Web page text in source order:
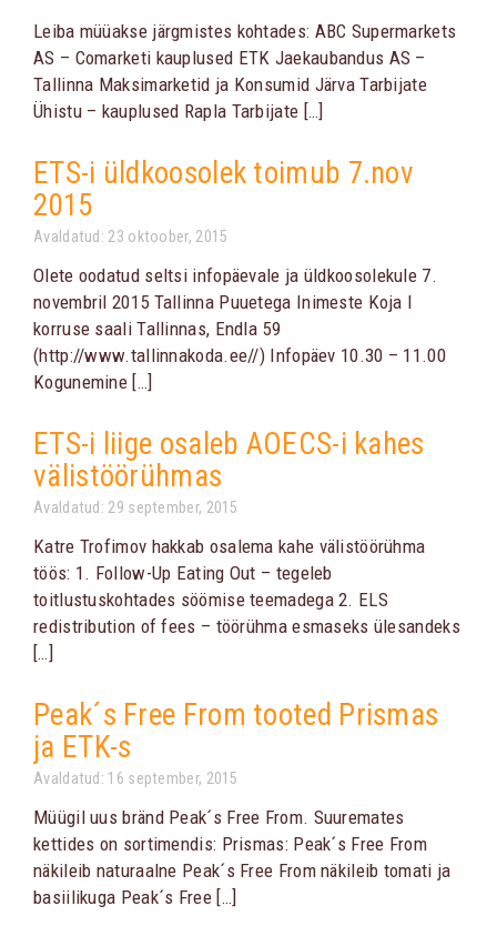
Leiba müüakse järgmistes kohtades: ABC Supermarkets
AS – Comarketi kauplused ETK Jaekaubandus AS –
Tallinna Maksimarketid ja Konsumid Järva Tarbijate
Ühistu – kauplused Rapla Tarbijate […]
ETS-i üldkoosolek toimub 7.nov
2015
Avaldatud: 23 oktoober, 2015
Olete oodatud seltsi infopäevale ja üldkoosolekule 7.
novembril 2015 Tallinna Puuetega Inimeste Koja I
korruse saali Tallinnas, Endla 59
(http://www.tallinnakoda.ee//) Infopäev 10.30 – 11.00
Kogunemine […]
ETS-i liige osaleb AOECS-i kahes
välistöörühmas
Avaldatud: 29 september, 2015
Katre Trofimov hakkab osalema kahe välistöörühma
töös: 1. Follow-Up Eating Out – tegeleb
toitlustuskohtades söömise teemadega 2. ELS
redistribution of fees – töörühma esmaseks ülesandeks
[…]
Peak´s Free From tooted Prismas
ja ETK-s
Avaldatud: 16 september, 2015
Müügil uus bränd Peak´s Free From. Suuremates
kettides on sortimendis: Prismas: Peak´s Free From
näkileib naturaalne Peak´s Free From näkileib tomati ja
basiilikuga Peak´s Free […]